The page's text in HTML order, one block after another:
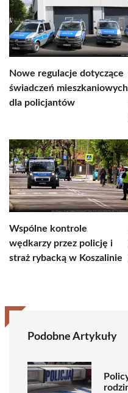
Nowe regulacje dotyczące
świadczeń mieszkaniowych
dla policjantów
Wspólne kontrole
wędkarzy przez policję i
straż rybacką w Koszalinie
Podobne Artykuły